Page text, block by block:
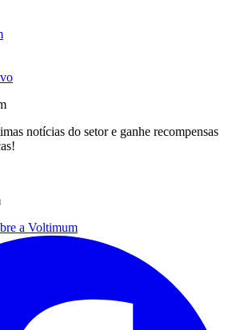
notícias do setor e ganhe recompensas
a Voltimum